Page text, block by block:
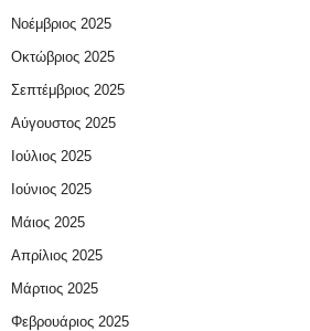
Νοέμβριος 2025
Οκτώβριος 2025
Σεπτέμβριος 2025
Αύγουστος 2025
Ιούλιος 2025
Ιούνιος 2025
Μάιος 2025
Απρίλιος 2025
Μάρτιος 2025
Φεβρουάριος 2025